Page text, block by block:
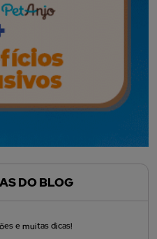
DO BLOG
e muitas dicas!